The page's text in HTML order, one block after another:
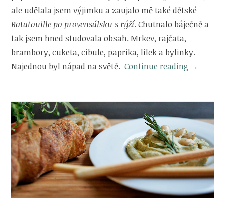
ale udělala jsem výjimku a zaujalo mě také dětské
Ratatouille po provensálsku s rýží. Chutnalo báječně a
tak jsem hned studovala obsah. Mrkev, rajčata,
brambory, cuketa, cibule, paprika, lilek a bylinky.
Najednou byl nápad na světě.Continue reading „Quinoa
pečených
paprik“
→